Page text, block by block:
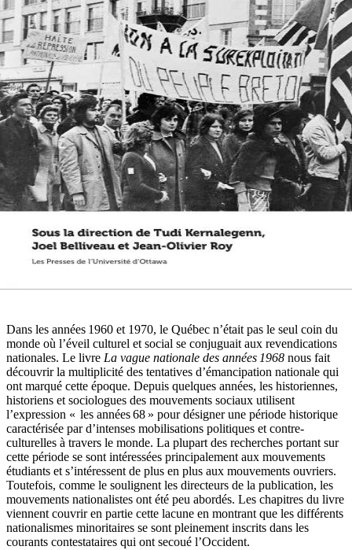
Dans les années 1960 et 1970, le Québec n’était pas le seul coin du
monde où l’éveil culturel et social se conjuguait aux revendications
nationales. Le livre La vague nationale des années 1968 nous fait
découvrir la multiplicité des tentatives d’émancipation nationale qui
ont marqué cette époque. Depuis quelques années, les historiennes,
historiens et sociologues des mouvements sociaux utilisent
l’expression « les années 68 » pour désigner une période historique
caractérisée par d’intenses mobilisations politiques et contre-
culturelles à travers le monde. La plupart des recherches portant sur
cette période se sont intéressées principalement aux mouvements
étudiants et s’intéressent de plus en plus aux mouvements ouvriers.
Toutefois, comme le soulignent les directeurs de la publication, les
mouvements nationalistes ont été peu abordés. Les chapitres du livre
viennent couvrir en partie cette lacune en montrant que les différents
nationalismes minoritaires se sont pleinement inscrits dans les
courants contestataires qui ont secoué l’Occident.